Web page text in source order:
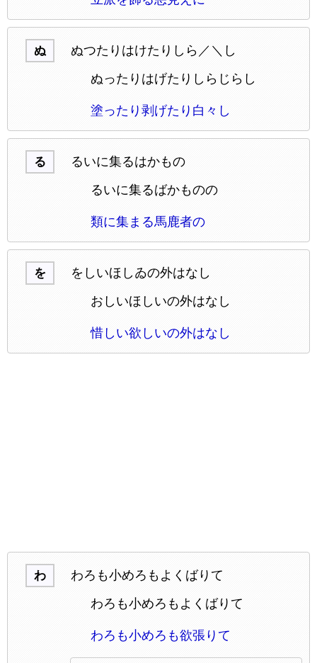
ぬ
ぬつたりはけたりしら／＼し
ぬったりはげたりしらじらし
塗ったり剥げたり白々し
る
るいに集るはかものゝ
るいに集るばかものの
類に集まる馬鹿者の
を
をしいほしゐの外はなし
おしいほしいの外はなし
惜しい欲しいの外はなし
わ
わろも小めろもよくばりて
わろも小めろもよくばりて
わろも小めろも欲張りて